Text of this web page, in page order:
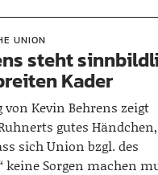
UNION
steht
Kader
Kevin Behrens zeigt
gutes Händchen,
sich Union bzgl. des
keine Sorgen machen